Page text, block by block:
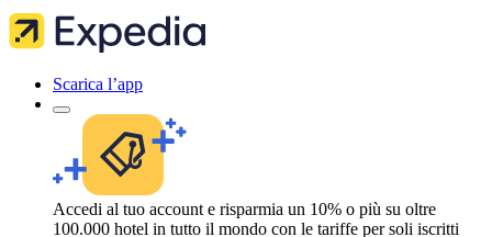
Scarica l’app
Accedi al tuo account e risparmia un 10% o più su oltre
100.000 hotel in tutto il mondo con le tariffe per soli iscritti